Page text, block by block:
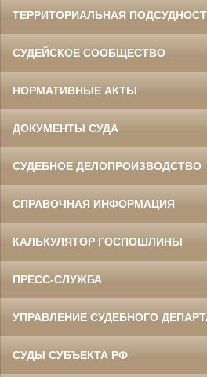
ТЕРРИТОРИАЛЬНАЯ
СУДЕЙСКОЕ СООБЩЕСТВО
НОРМАТИВНЫЕ АКТЫ
ДОКУМЕНТЫ СУДА
СУДЕБНОЕ ДЕЛОПРОИЗВОДСТВО
СПРАВОЧНАЯ ИНФОРМАЦИЯ
КАЛЬКУЛЯТОР ГОСПОШЛИНЫ
ПРЕСС-СЛУЖБА
УПРАВЛЕНИЕ СУДЕБНОГО
СУДЫ СУБЪЕКТА РФ